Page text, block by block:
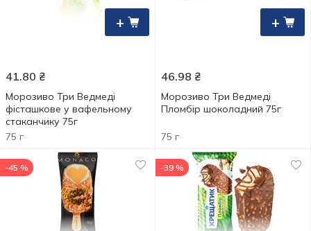
+
41.80 ₴
Морозиво Три Ведмеді
фісташкове у вафельному
стаканчику 75г
75 г
+
46.98 ₴
Морозиво Три Ведмеді
Пломбір шоколадний 75г
75 г
-45 % -39 %